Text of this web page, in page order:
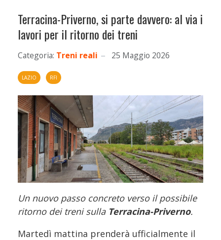
Terracina-Priverno, si parte davvero: al via i
lavori per il ritorno dei treni
Categoria: Treni reali 25 Maggio 2026
LAZIO RFI
Un nuovo passo concreto verso il possibile
ritorno dei treni sulla Terracina-Priverno.
Martedì mattina prenderà ufficialmente il